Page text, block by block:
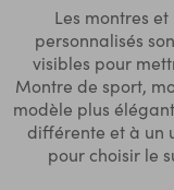
Les montres
personnalisés
visibles pour
Montre de sport,
modèle plus
différente et à un
pour choisir le